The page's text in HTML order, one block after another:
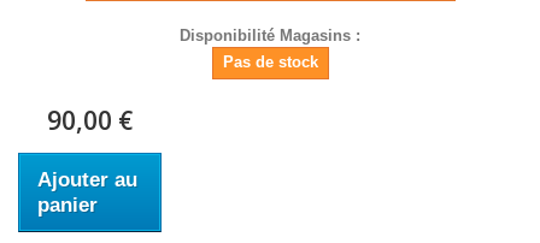
Disponibilité Magasins :
Pas de stock
90,00 €
Ajouter au
panier